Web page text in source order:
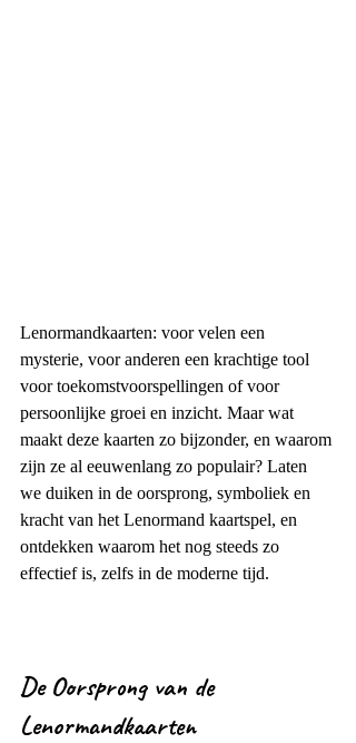
Lenormandkaarten: voor velen een
mysterie, voor anderen een krachtige tool
voor toekomstvoorspellingen of voor
persoonlijke groei en inzicht. Maar wat
maakt deze kaarten zo bijzonder, en waarom
zijn ze al eeuwenlang zo populair? Laten
we duiken in de oorsprong, symboliek en
kracht van het Lenormand kaartspel, en
ontdekken waarom het nog steeds zo
effectief is, zelfs in de moderne tijd.
De Oorsprong van de
Lenormandkaarten